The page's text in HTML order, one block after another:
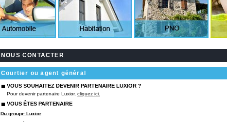
NOUS CONTACTER
Courtier ou agent général
VOUS SOUHAITEZ DEVENIR PARTENAIRE LUXIOR ?
Pour devenir partenaire Luxior, cliquez ici.
VOUS ÊTES PARTENAIRE
Du groupe Luxior